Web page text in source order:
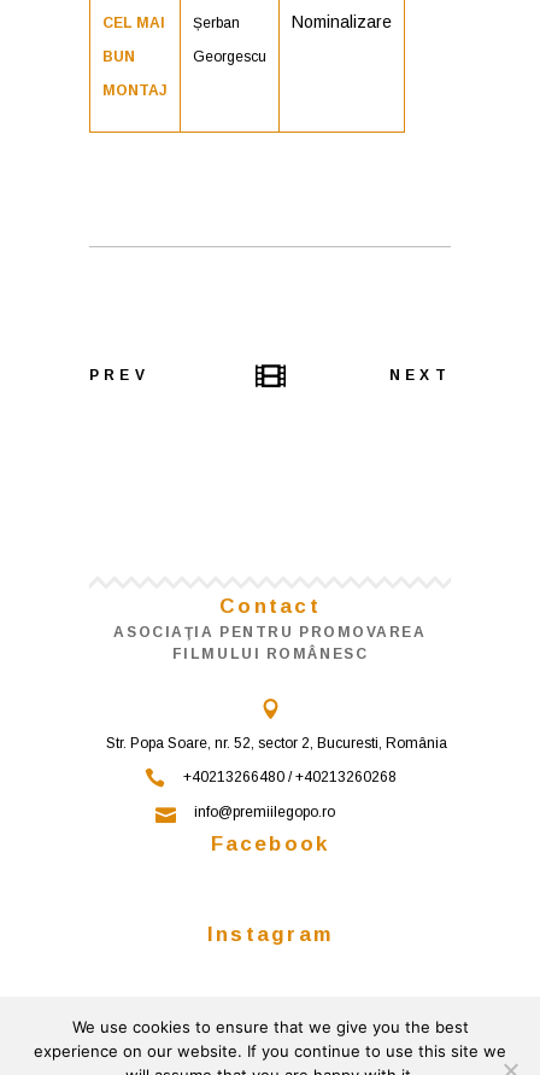
CEL MAI
BUN
MONTAJ
Șerban
Georgescu
Nominalizare
PREV NEXT
Contact
ASOCIAŢIA PENTRU PROMOVAREA
FILMULUI ROMÂNESC
Str. Popa Soare, nr. 52, sector 2, Bucuresti, România
+40213266480 / +40213260268
info@premiilegopo.ro
Facebook
Instagram
Follow on Instagram
We use cookies to ensure that we give you the best
experience on our website. If you continue to use this site we